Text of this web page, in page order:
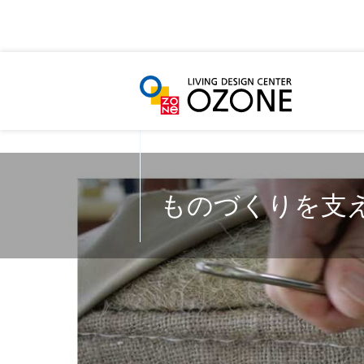
2026年08月07日 19時01分更新
ものづくりを支
ものづくりを支